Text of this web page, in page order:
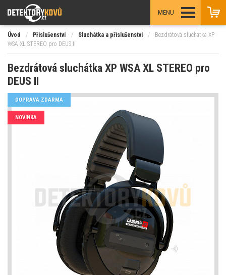
MENU
Úvod / Příslušenství / Sluchátka a příslušenství /
Bezdrátová sluchátka XP
WSA XL STEREO pro DEUS II
Bezdrátová sluchátka XP WSA XL STEREO pro
DEUS II
DOPRAVA ZDARMA
NOVINKA